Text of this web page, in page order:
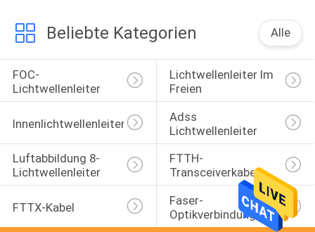
Beliebte Kategorien Alle
FOC-
Lichtwellenleiter
Lichtwellenleiter Im
Freien
Innenlichtwellenleiter
Adss
Lichtwellenleiter
Luftabbildung 8-
Lichtwellenleiter
FTTH-
Transceiverkabel
FTTX-Kabel
Faser-
Optikverbindungskabel